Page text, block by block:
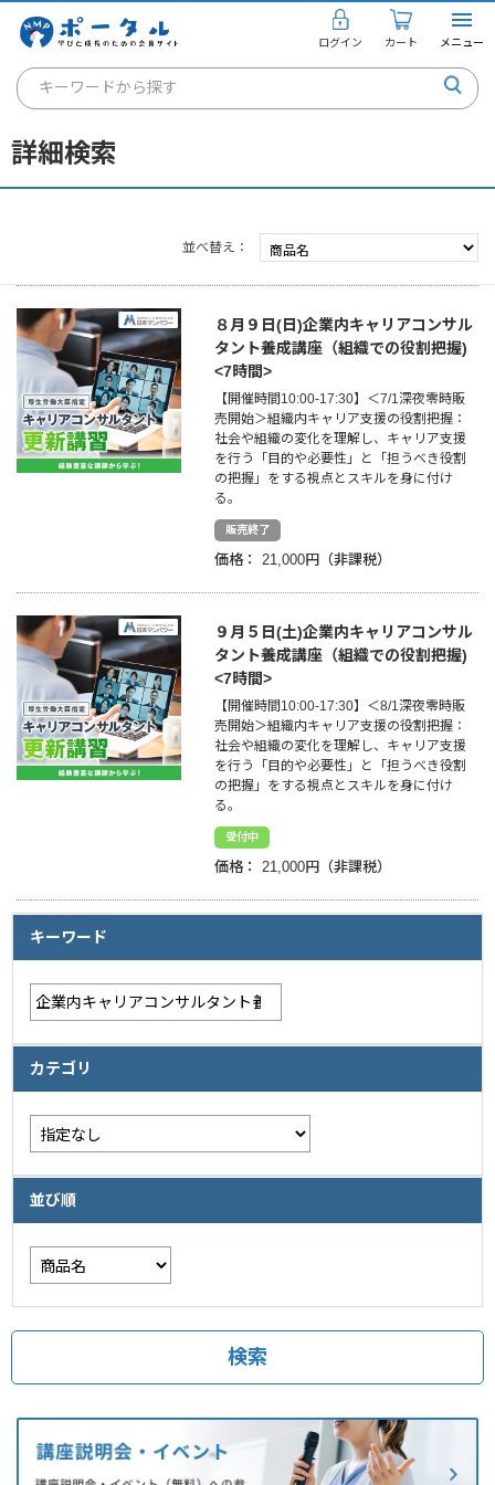
ログイン カート メニュー
キーワードから探す
通信講座
キャリアコンサルタント
お知らせ
ご利用ガイド
個人のお客様
閉じる
詳細検索
並べ替え
８月９日(日)企業内キャリアコンサル
タント養成講座（組織での役割把握)
<7時間>
【開催時間10:00-17:30】＜7/1深夜零時販
売開始＞組織内キャリア支援の役割把握：
社会や組織の変化を理解し、キャリア支援
を行う「目的や必要性」と「担うべき役割
の把握」をする視点とスキルを身に付け
る。
販売終了
価格： 21,000円
９月５日(土)企業内キャリアコンサル
タント養成講座（組織での役割把握)
<7時間>
【開催時間10:00-17:30】＜8/1深夜零時販
売開始＞組織内キャリア支援の役割把握：
社会や組織の変化を理解し、キャリア支援
を行う「目的や必要性」と「担うべき役割
の把握」をする視点とスキルを身に付け
る。
受付中
価格： 21,000円
キーワード
カテゴリ
並び順